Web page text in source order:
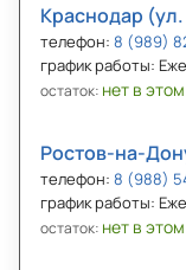
Краснодар
телефон: 8 (989)
график работы:
остаток: нет в
Ростов-на-
телефон: 8 (988)
график работы:
остаток: нет в